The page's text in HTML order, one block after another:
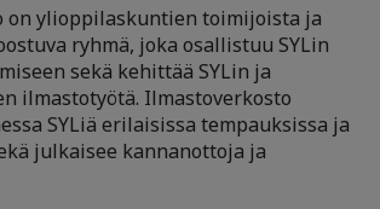
on ylioppilaskuntien toimijoista ja
ryhmä, joka osallistuu SYLin
sekä kehittää SYLin ja
ilmastotyötä. Ilmastoverkosto
SYLiä erilaisissa tempauksissa ja
julkaisee kannanottoja ja